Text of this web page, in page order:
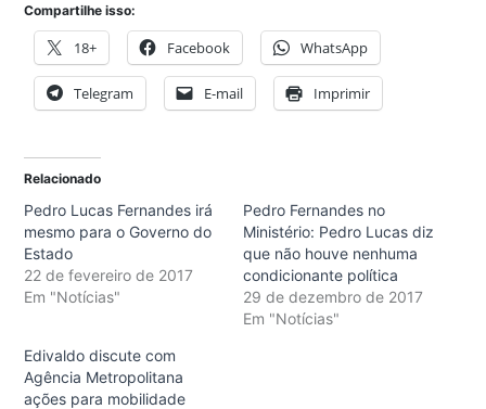
Compartilhe isso:
18+ Facebook WhatsApp
Telegram E-mail Imprimir
Relacionado
Pedro Lucas Fernandes irá
mesmo para o Governo do
Estado
22 de fevereiro de 2017
Em "Notícias"
Pedro Fernandes no
Ministério: Pedro Lucas diz
que não houve nenhuma
condicionante política
29 de dezembro de 2017
Em "Notícias"
Edivaldo discute com
Agência Metropolitana
ações para mobilidade